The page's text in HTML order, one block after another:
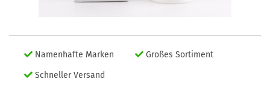
Namenhafte Marken
Großes Sortiment
Schneller Versand